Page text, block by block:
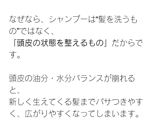
なぜなら、シャンプーは“髪を洗うも
の”ではなく、
「頭皮の状態を整えるもの」 だからで
す。
頭皮の油分・水分バランスが崩れる
と、
新しく生えてくる髪までパサつきやす
く、広がりやすくなってしまいます。